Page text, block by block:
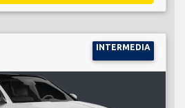
INTERMEDIA